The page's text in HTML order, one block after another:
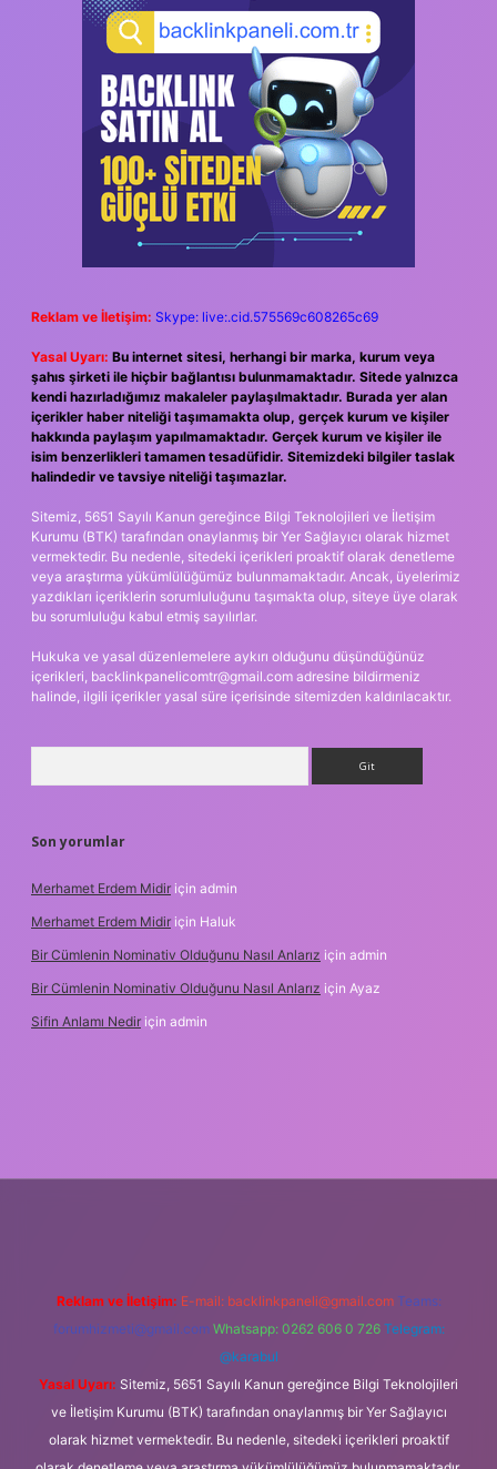
Reklam ve İletişim: Skype: live:.cid.575569c608265c69
Yasal Uyarı: Bu internet sitesi, herhangi bir marka, kurum veya
şahıs şirketi ile hiçbir bağlantısı bulunmamaktadır. Sitede yalnızca
kendi hazırladığımız makaleler paylaşılmaktadır. Burada yer alan
içerikler haber niteliği taşımamakta olup, gerçek kurum ve kişiler
hakkında paylaşım yapılmamaktadır. Gerçek kurum ve kişiler ile
isim benzerlikleri tamamen tesadüfidir. Sitemizdeki bilgiler taslak
halindedir ve tavsiye niteliği taşımazlar.
Sitemiz, 5651 Sayılı Kanun gereğince Bilgi Teknolojileri ve İletişim
Kurumu (BTK) tarafından onaylanmış bir Yer Sağlayıcı olarak hizmet
vermektedir. Bu nedenle, sitedeki içerikleri proaktif olarak denetleme
veya araştırma yükümlülüğümüz bulunmamaktadır. Ancak, üyelerimiz
yazdıkları içeriklerin sorumluluğunu taşımakta olup, siteye üye olarak
bu sorumluluğu kabul etmiş sayılırlar.
Hukuka ve yasal düzenlemelere aykırı olduğunu düşündüğünüz
içerikleri, backlinkpanelicomtr@gmail.com adresine bildirmeniz
halinde, ilgili içerikler yasal süre içerisinde sitemizden kaldırılacaktır.
Son yorumlar
Merhamet Erdem Midir için admin
Merhamet Erdem Midir için Haluk
Bir Cümlenin Nominativ Olduğunu Nasıl Anlarız için admin
Bir Cümlenin Nominativ Olduğunu Nasıl Anlarız için Ayaz
Sifin Anlamı Nedir için admin
Reklam ve İletişim: E-mail: backlinkpaneli@gmail.com Teams:
forumhizmeti@gmail.com Whatsapp: 0262 606 0 726 Telegram:
@karabul
Yasal Uyarı: Sitemiz, 5651 Sayılı Kanun gereğince Bilgi Teknolojileri
ve İletişim Kurumu (BTK) tarafından onaylanmış bir Yer Sağlayıcı
olarak hizmet vermektedir. Bu nedenle, sitedeki içerikleri proaktif